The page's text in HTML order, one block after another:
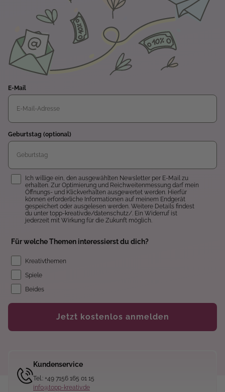
E-Mail
Geburtstag (optional)
Einwilligung
Ich willige ein, den ausgewählten Newsletter per E-Mail zu
erhalten. Zur Optimierung und Reichweitenmessung darf mein
Öffnungs- und Klickverhalten ausgewertet werden. Hierfür
können erforderliche Informationen auf meinem Endgerät
gespeichert oder ausgelesen werden. Weitere Details findest
du unter topp-kreativ.de/datenschutz/. Ein Widerruf ist
jederzeit mit Wirkung für die Zukunft möglich.
Für welche Themen interessierst du dich?
Kreativthemen
Spiele
Beides
Jetzt kostenlos anmelden
Kundenservice
Tel.: +49 7156 165 01 15
info@topp-kreativ.de